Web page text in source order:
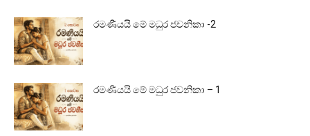
රමණීයයි මේ මධුර ජවනිකා -2
රමණීයයි මේ මධුර ජවනිකා – 1